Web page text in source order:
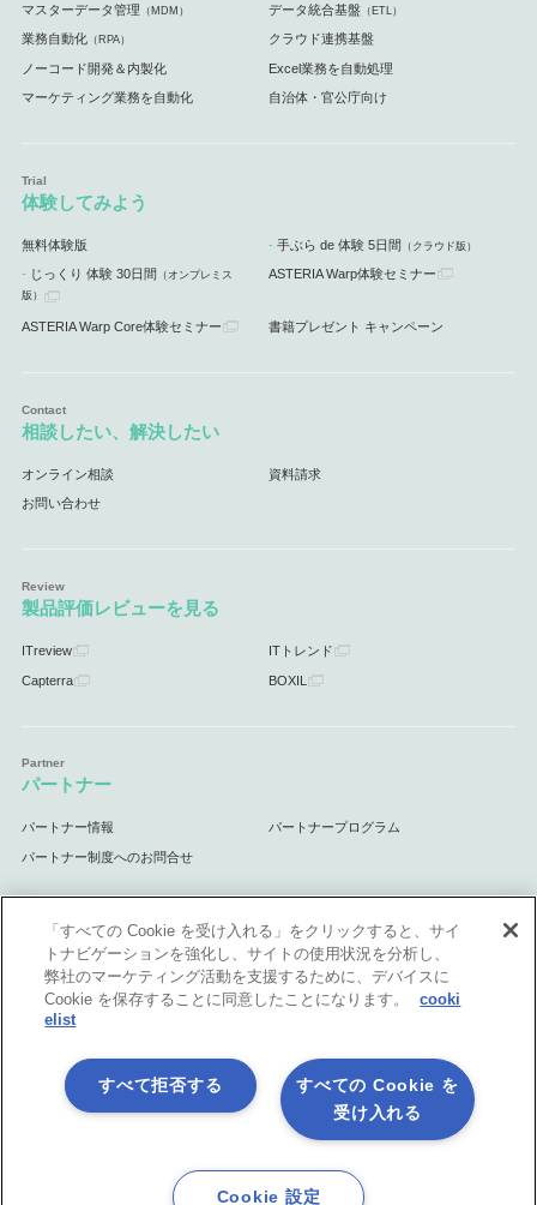
マスターデータ管理 （MDM） データ統合基盤 （ETL）
業務自動化（RPA） クラウド連携基盤
ノーコード開発＆内製化 Excel業務を自動処理
マーケティング業務を自動化 自治体・官公庁向け
体験してみよう
無料体験版 手ぶら de 体験 5日間 （クラウド版）
じっくり 体験 30日間 （オンプレミス
版）
ASTERIA Warp体験セミナー
ASTERIA Warp Core体験セミナー 書籍プレゼント キャンペーン
相談したい、解決したい
オンライン相談 資料請求
お問い合わせ
製品評価レビューを見る
ITreview ITトレンド
Capterra BOXIL
パートナー
パートナー情報 パートナープログラム
パートナー制度へのお問合せ
サポート
サポート情報
各社商標について
会社情報
「すべての Cookie を受け入れる」をクリックすると、サイ
トナビゲーションを強化し、サイトの使用状況を分析し、
弊社のマーケティング活動を支援するために、デバイスに
Cookie を保存することに同意したことになります。
cooki
elist
すべての Cookie を
受け入れる
すべて拒否する
Cookie 設定